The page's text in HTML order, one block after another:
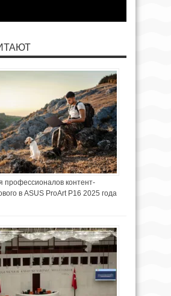
профессионалов контент-
в ASUS ProArt P16 2025 года